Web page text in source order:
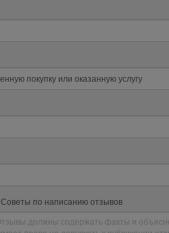
Советы по написанию отзывов